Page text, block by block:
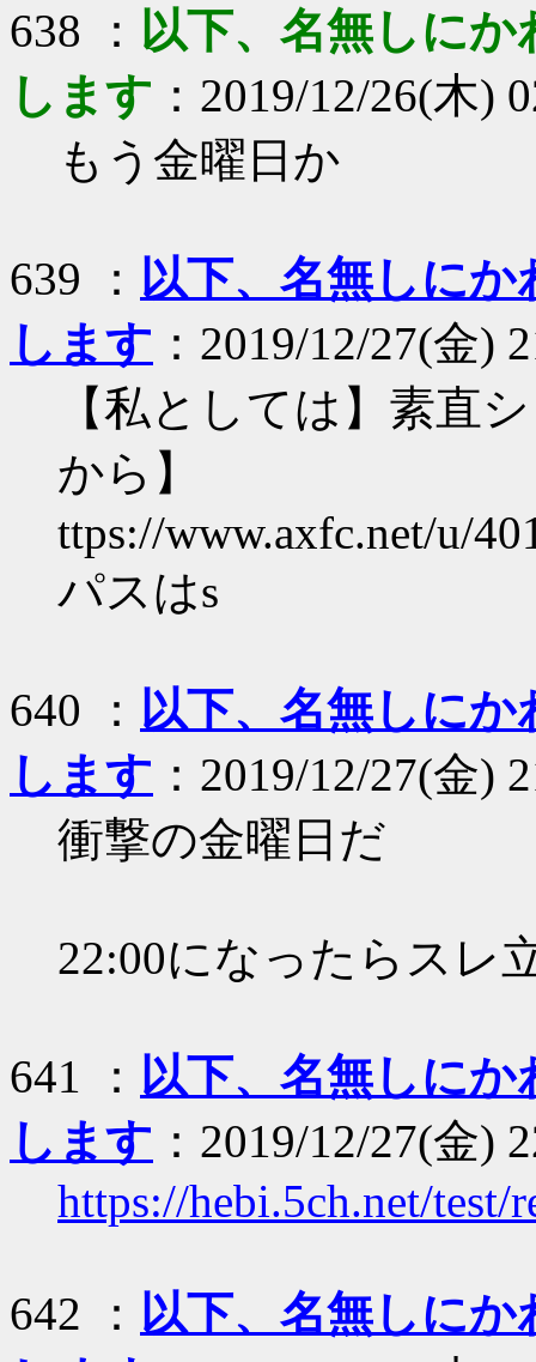
638 ： 以下、名無しに
します ：2019/12/26(木)
もう金曜日か
639 ： 以下、名無しに
します ：2019/12/27(金)
【私としては】素直
から】
ttps://www.axfc.net/u/
パスはs
640 ： 以下、名無しに
します ：2019/12/27(金)
衝撃の金曜日だ
22:00になったらスレ
641 ： 以下、名無しに
します ：2019/12/27(金)
https://hebi.5ch.net/test/
642 ： 以下、名無しに